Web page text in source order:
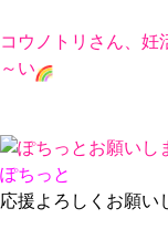
コウノトリさん、妊
～い
ぽちっと
応援よろしくお願い